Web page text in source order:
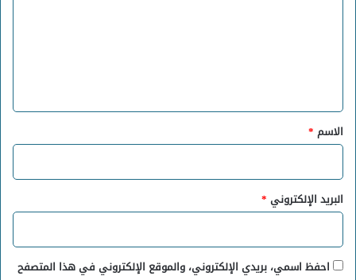
*
الاسم *
البريد الإلكتروني *
احفظ اسمي، بريدي الإلكتروني، والموقع الإلكتروني في هذا المتصفح